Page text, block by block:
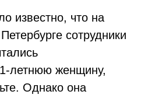
известно, что на
сотрудники
летнюю женщину,
Однако она